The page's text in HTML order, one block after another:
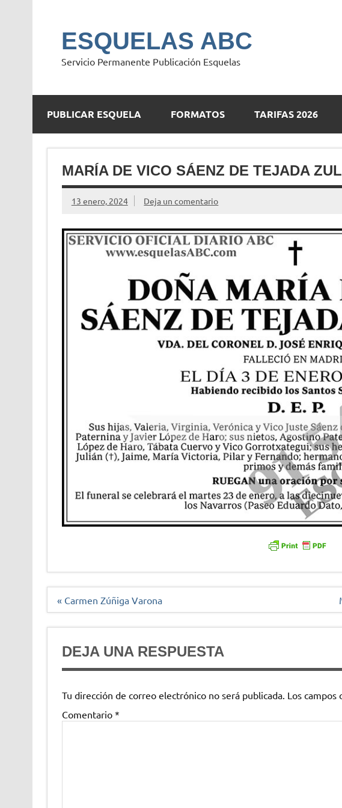
ESQUELAS ABC
Servicio Permanente Publicación Esquelas
PUBLICAR ESQUELA FORMATOS TARIFAS 2026
MARÍA DE VICO SÁENZ DE TEJADA
13 enero, 2024 Deja un comentario
Navegación
« Carmen Zúñiga Varona
DEJA UNA RESPUESTA
Tu dirección de correo electrónico no será publicada. Los campos
Comentario *